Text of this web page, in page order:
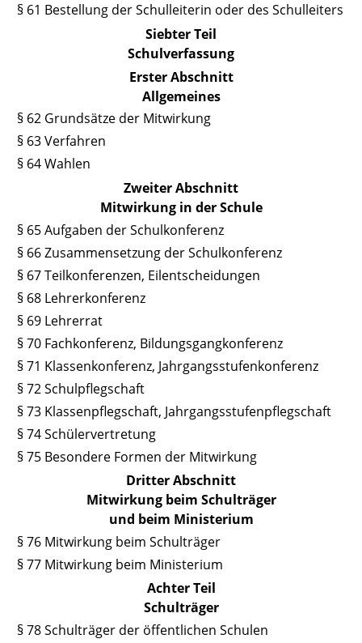
§ 61 Bestellung der Schulleiterin oder des Schulleiters
Siebter Teil
Schulverfassung
Erster Abschnitt
Allgemeines
§ 62 Grundsätze der Mitwirkung
§ 63 Verfahren
§ 64 Wahlen
Zweiter Abschnitt
Mitwirkung in der Schule
§ 65 Aufgaben der Schulkonferenz
§ 66 Zusammensetzung der Schulkonferenz
§ 67 Teilkonferenzen, Eilentscheidungen
§ 68 Lehrerkonferenz
§ 69 Lehrerrat
§ 70 Fachkonferenz, Bildungsgangkonferenz
§ 71 Klassenkonferenz, Jahrgangsstufenkonferenz
§ 72 Schulpflegschaft
§ 73 Klassenpflegschaft, Jahrgangsstufenpflegschaft
§ 74 Schülervertretung
§ 75 Besondere Formen der Mitwirkung
Dritter Abschnitt
Mitwirkung beim Schulträger
und beim Ministerium
§ 76 Mitwirkung beim Schulträger
§ 77 Mitwirkung beim Ministerium
Achter Teil
Schulträger
§ 78 Schulträger der öffentlichen Schulen